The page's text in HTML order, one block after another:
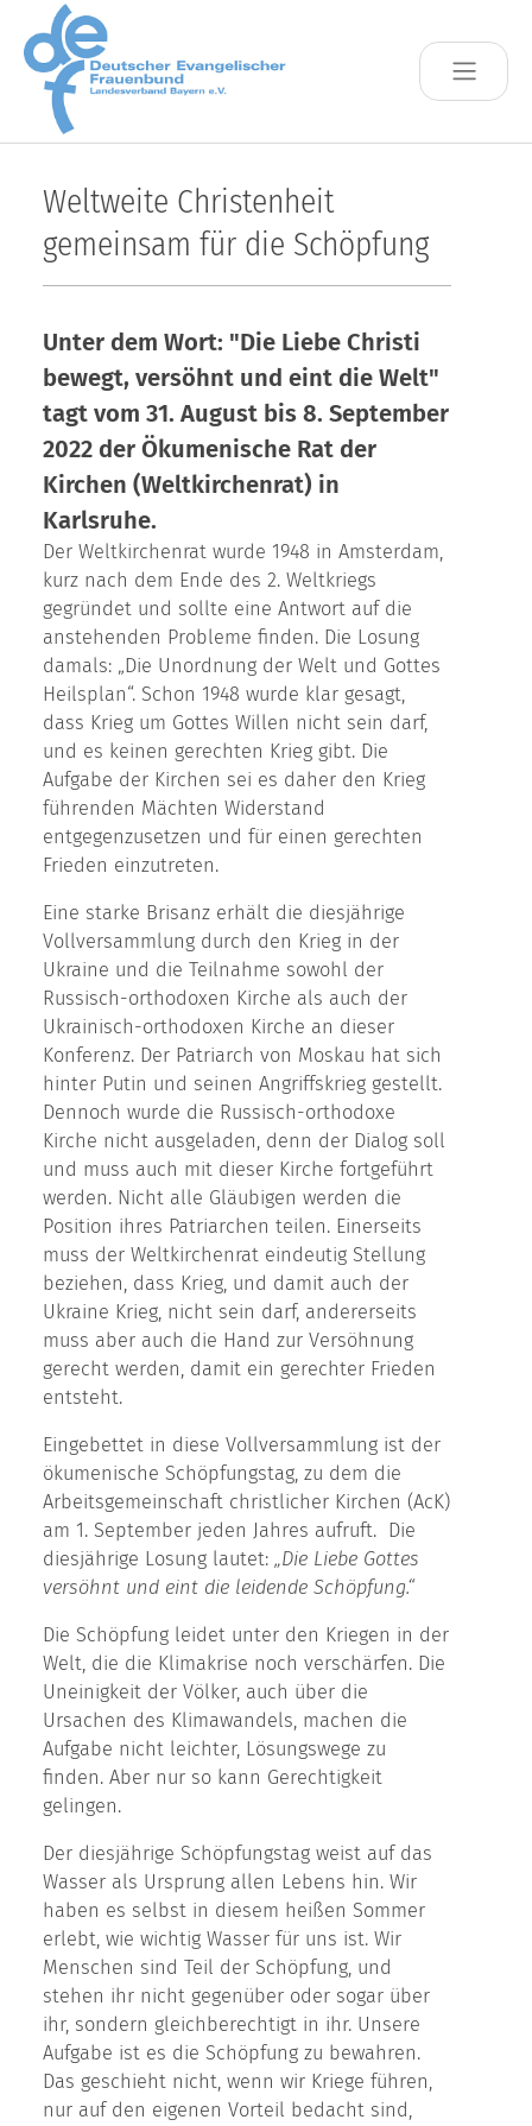
Skip to main content
Weltweite Christenheit
gemeinsam für die Schöpfung
Unter dem Wort: "Die Liebe Christi
bewegt, versöhnt und eint die Welt"
tagt vom 31. August bis 8. September
2022 der Ökumenische Rat der
Kirchen (Weltkirchenrat) in
Karlsruhe.
Der Weltkirchenrat wurde 1948 in Amsterdam,
kurz nach dem Ende des 2. Weltkriegs
gegründet und sollte eine Antwort auf die
anstehenden Probleme finden. Die Losung
damals: „Die Unordnung der Welt und Gottes
Heilsplan“. Schon 1948 wurde klar gesagt,
dass Krieg um Gottes Willen nicht sein darf,
und es keinen gerechten Krieg gibt. Die
Aufgabe der Kirchen sei es daher den Krieg
führenden Mächten Widerstand
entgegenzusetzen und für einen gerechten
Frieden einzutreten.
Eine starke Brisanz erhält die diesjährige
Vollversammlung durch den Krieg in der
Ukraine und die Teilnahme sowohl der
Russisch-orthodoxen Kirche als auch der
Ukrainisch-orthodoxen Kirche an dieser
Konferenz. Der Patriarch von Moskau hat sich
hinter Putin und seinen Angriffskrieg gestellt.
Dennoch wurde die Russisch-orthodoxe
Kirche nicht ausgeladen, denn der Dialog soll
und muss auch mit dieser Kirche fortgeführt
werden. Nicht alle Gläubigen werden die
Position ihres Patriarchen teilen. Einerseits
muss der Weltkirchenrat eindeutig Stellung
beziehen, dass Krieg, und damit auch der
Ukraine Krieg, nicht sein darf, andererseits
muss aber auch die Hand zur Versöhnung
gerecht werden, damit ein gerechter Frieden
entsteht.
Eingebettet in diese Vollversammlung ist der
ökumenische Schöpfungstag, zu dem die
Arbeitsgemeinschaft christlicher Kirchen (AcK)
am 1. September jeden Jahres aufruft. Die
diesjährige Losung lautet: „Die Liebe Gottes
versöhnt und eint die leidende Schöpfung.“
Die Schöpfung leidet unter den Kriegen in der
Welt, die die Klimakrise noch verschärfen. Die
Uneinigkeit der Völker, auch über die
Ursachen des Klimawandels, machen die
Aufgabe nicht leichter, Lösungswege zu
finden. Aber nur so kann Gerechtigkeit
gelingen.
Der diesjährige Schöpfungstag weist auf das
Wasser als Ursprung allen Lebens hin. Wir
haben es selbst in diesem heißen Sommer
erlebt, wie wichtig Wasser für uns ist. Wir
Menschen sind Teil der Schöpfung, und
stehen ihr nicht gegenüber oder sogar über
ihr, sondern gleichberechtigt in ihr. Unsere
Aufgabe ist es die Schöpfung zu bewahren.
Das geschieht nicht, wenn wir Kriege führen,
nur auf den eigenen Vorteil bedacht sind,